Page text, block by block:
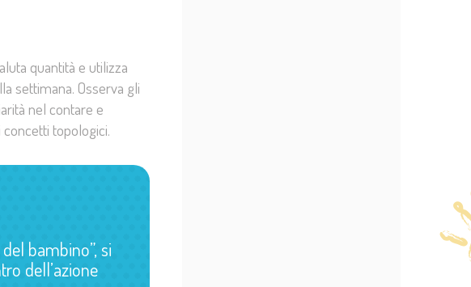
quantità e utilizza
settimana. Osserva gli
nel contare e
topologici.
bambino”, si
dell’azione